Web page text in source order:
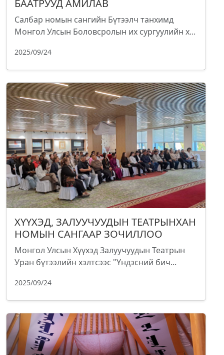
БААТРУУД АМИЛАВ
Салбар номын сангийн Бүтээлч танхимд
Монгол Улсын Боловсролын их сургуулийн х...
2025/09/24
ХҮҮХЭД, ЗАЛУУЧУУДЫН ТЕАТРЫНХАН
НОМЫН САНГААР ЗОЧИЛЛОО
Монгол Улсын Хүүхэд Залуучуудын Театрын
Уран бүтээлийн хэлтсээс "Үндэсний бич...
2025/09/24